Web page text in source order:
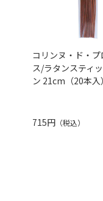
コリンヌ・ド・
ス/ラタンスティ
ン 21cm（20本入）
715円 （税込）